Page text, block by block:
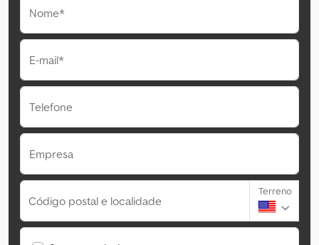
Nome*
E-mail*
Telefone
Empresa
Código postal e localidade
Terreno